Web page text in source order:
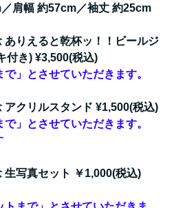
肩幅 約57cm／袖丈 約25cm
ありえると乾杯ッ！！ビールジ
付き) ¥3,500(税込)
」とさせていただきます。
アクリルスタンド ¥1,500(税込)
」とさせていただきます。
生写真セット ￥1,000(税込)